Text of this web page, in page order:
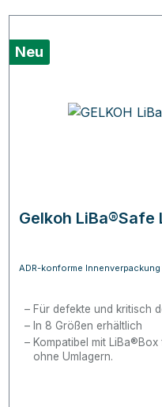
Neu
Gelkoh
ADR-konforme
Für defekte und kritisch
In 8 Größen erhältlich
Kompatibel mit
ohne Umlagern.